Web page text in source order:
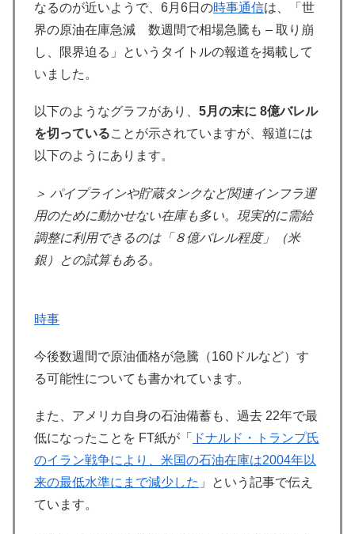
なるのが近いようで、6月6日の時事通信は、「世
界の原油在庫急減 数週間で相場急騰も – 取り崩
し、限界迫る」というタイトルの報道を掲載して
いました。
以下のようなグラフがあり、 5月の末に 8億バレル
を切っていることが示されていますが、報道には
以下のようにあります。
＞ パイプラインや貯蔵タンクなど関連インフラ運
用のために動かせない在庫も多い。現実的に需給
調整に利用できるのは「８億バレル程度」（米
銀）との試算もある。
時事
今後数週間で原油価格が急騰（160ドルなど）す
る可能性についても書かれています。
また、アメリカ自身の石油備蓄も、過去 22年で最
低になったことを FT紙が「
ドナルド・トランプ氏
のイラン戦争により、米国の石油在庫は2004年以
来の最低水準にまで減少した 」という記事で伝え
ています。